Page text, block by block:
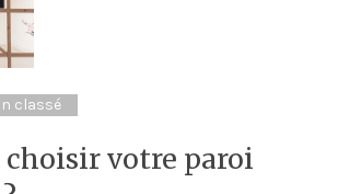
classé
votre paroi